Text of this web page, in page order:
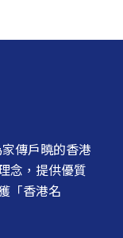
傳戶曉的香港
念，提供優質
「香港名